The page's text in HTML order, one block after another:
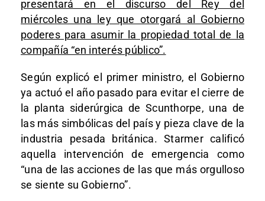
presentará en el discurso del Rey del
miércoles una ley que otorgará al Gobierno
poderes para asumir la propiedad total de la
compañía “en interés público”.
Según explicó el primer ministro, el Gobierno
ya actuó el año pasado para evitar el cierre de
la planta siderúrgica de Scunthorpe, una de
las más simbólicas del país y pieza clave de la
industria pesada británica. Starmer calificó
aquella intervención de emergencia como
“una de las acciones de las que más orgulloso
se siente su Gobierno”.